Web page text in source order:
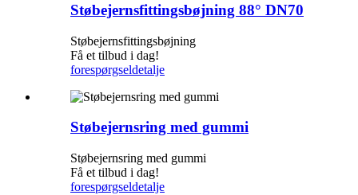
Støbejernsfittingsbøjning 88° DN70
Støbejernsfittingsbøjning
Få et tilbud i dag!
forespørgseldetalje
Støbejernsring med gummi
Støbejernsring med gummi
Få et tilbud i dag!
forespørgseldetalje